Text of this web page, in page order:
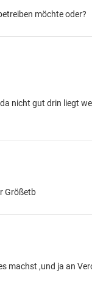
möchte oder?
nicht gut drin liegt
Größetb
machst ,und ja an